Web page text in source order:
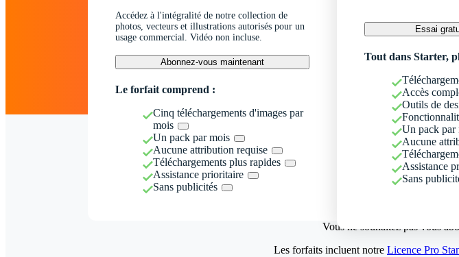
Accédez à l'intégralité de notre collection de
photos, vecteurs et illustrations autorisés pour un
usage commercial. Vidéo non incluse.
Abonnez-vous maintenant
Le forfait comprend :
Cinq téléchargements d'images par
mois
Un pack par mois
Aucune attribution requise
Téléchargements plus rapides
Assistance prioritaire
Sans publicités
Essai
Tout dans Starter,
Accès
Outils de
Un pack par
Aucune
Assistance
Sans
Vous ne souhaitez pas vous
Les forfaits incluent notre Licence Pro